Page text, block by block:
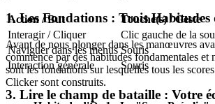
Action / But
Touche(s) / Geste
Interagir / Cliquer
Clic gauche de la
Naviguer dans les menus Souris
Interaction générale
Souris
3. Lire le champ de bataille : Votre
1. Les Fondations : Trois
Avant de nous plonger dans les manœuvres
commence par des habitudes fondamentales et
sont les fondations sur lesquelles tous les
Clicker sont construits.